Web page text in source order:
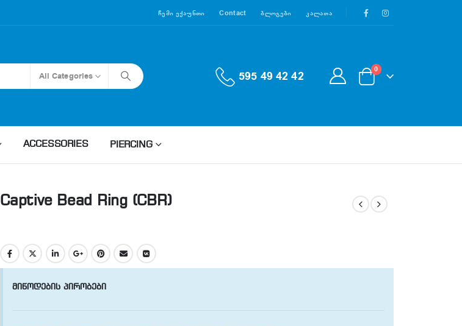
Ჩემი Ექაუნთი Contact Ბლოგები Კალათა
All Categories 595 49 42 42 0
ACCESSORIES PIERCING
Captive Bead Ring (CBR)
მიწოდების პირობები